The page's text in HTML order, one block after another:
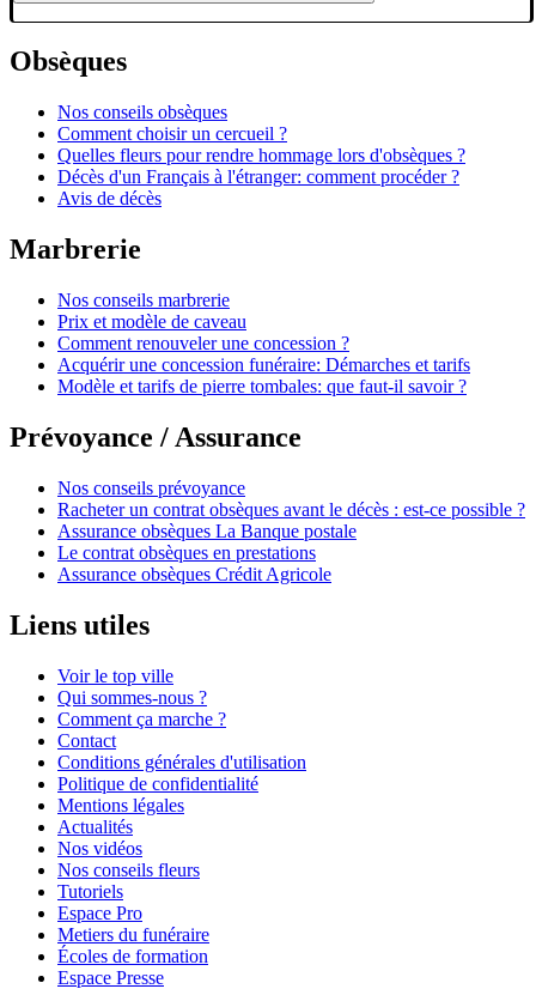
Obsèques
Nos conseils obsèques
Comment choisir un cercueil ?
Quelles fleurs pour rendre hommage lors d'obsèques ?
Décès d'un Français à l'étranger: comment procéder ?
Avis de décès
Marbrerie
Nos conseils marbrerie
Prix et modèle de caveau
Comment renouveler une concession ?
Acquérir une concession funéraire: Démarches et tarifs
Modèle et tarifs de pierre tombales: que faut-il savoir ?
Prévoyance / Assurance
Nos conseils prévoyance
Racheter un contrat obsèques avant le décès : est-ce possible ?
Assurance obsèques La Banque postale
Le contrat obsèques en prestations
Assurance obsèques Crédit Agricole
Liens utiles
Voir le top ville
Qui sommes-nous ?
Comment ça marche ?
Contact
Conditions générales d'utilisation
Politique de confidentialité
Mentions légales
Actualités
Nos vidéos
Nos conseils fleurs
Tutoriels
Espace Pro
Metiers du funéraire
Écoles de formation
Espace Presse